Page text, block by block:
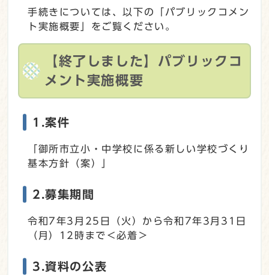
手続きについては、以下の「パブリックコメン
ト実施概要」をご覧ください。
【終了しました】パブリックコ
メント実施概要
1.案件
「御所市立小・中学校に係る新しい学校づくり
基本方針（案）」
2.募集期間
令和7年3月25日（火）から令和7年3月31日
（月）12時まで＜必着＞
3.資料の公表